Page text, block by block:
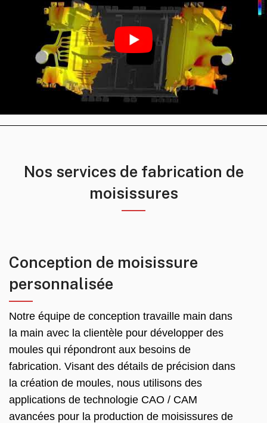
Nos services de fabrication de
moisissures
Conception de moisissure
personnalisée
Notre équipe de conception travaille main dans
la main avec la clientèle pour développer des
moules qui répondront aux besoins de
fabrication. Visant des détails de précision dans
la création de moules, nous utilisons des
applications de technologie CAO / CAM
avancées pour la production de moisissures de